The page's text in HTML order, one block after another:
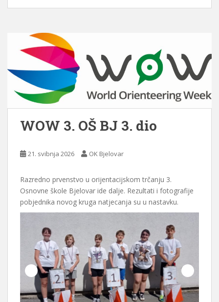
WOW 3. OŠ BJ 3. dio
21. svibnja 2026 OK Bjelovar
Razredno prvenstvo u orijentacijskom trčanju 3.
Osnovne škole Bjelovar ide dalje. Rezultati i fotografije
pobjednika novog kruga natjecanja su u nastavku.